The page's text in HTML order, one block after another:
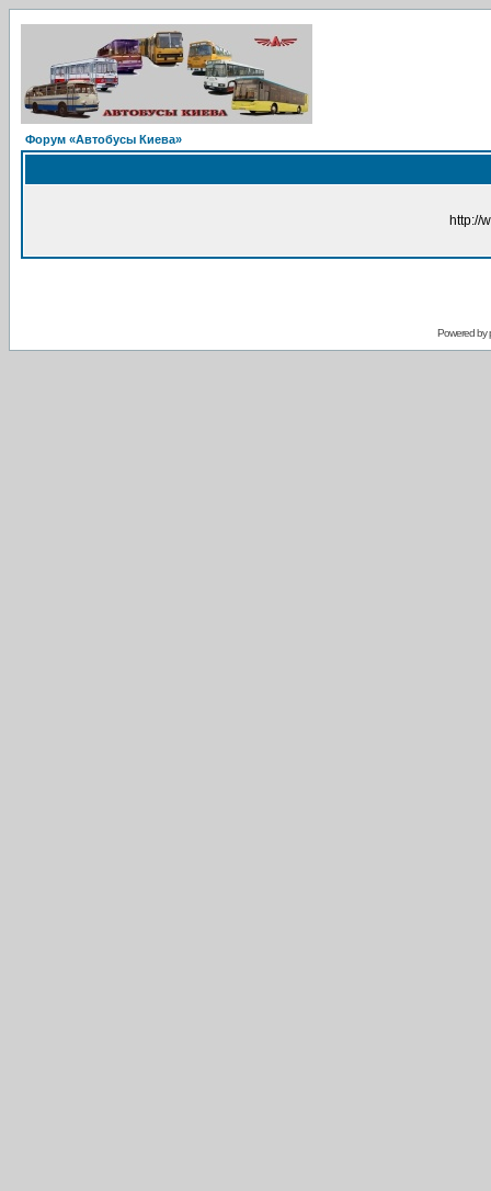
Форум «Автобусы Киева»
http://
Powered by